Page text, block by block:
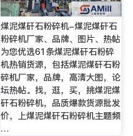
煤泥煤矸石粉碎机-煤泥煤矸石
粉碎机厂家、品牌、图片、热帖
为您优选61条煤泥煤矸石粉碎
机热销货源，包括煤泥煤矸石粉
碎机厂家，品牌，高清大图，论
坛热帖。找，逛，买，挑煤泥煤
矸石粉碎机，品质爆款货源批发
价，上煤泥煤矸石粉碎机主题频
…